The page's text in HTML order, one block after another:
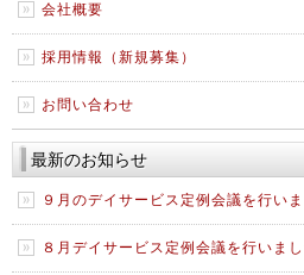
会社概要
採用情報（新規募集）
お問い合わせ
最新のお知らせ
９月のデイサービス定例会議を行いま
８月デイサービス定例会議を行いまし